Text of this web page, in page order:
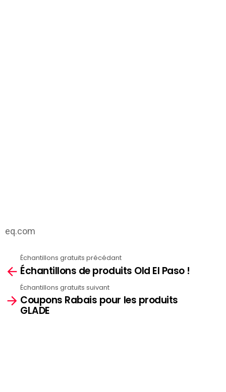
eq.com
more
Échantillons gratuits précédant
Échantillons de produits Old El Paso !
Échantillons gratuits suivant
Coupons Rabais pour les produits
GLADE